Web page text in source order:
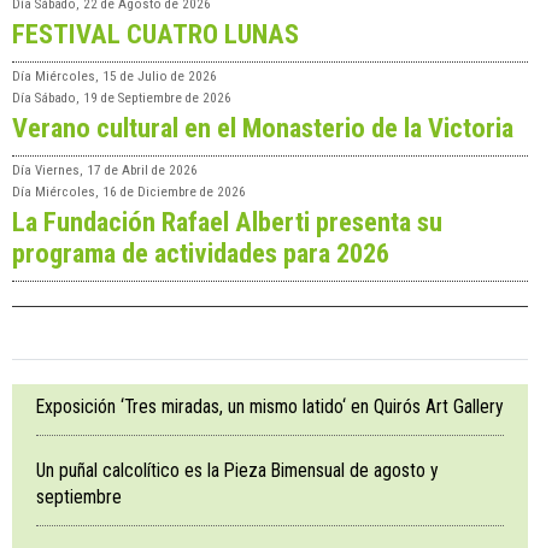
Día Sábado, 22 de Agosto de 2026
FESTIVAL CUATRO LUNAS
Día Miércoles, 15 de Julio de 2026
Día Sábado, 19 de Septiembre de 2026
Verano cultural en el Monasterio de la Victoria
Día Viernes, 17 de Abril de 2026
Día Miércoles, 16 de Diciembre de 2026
La Fundación Rafael Alberti presenta su
programa de actividades para 2026
Exposición ‘Tres miradas, un mismo latido‘ en Quirós Art Gallery
Un puñal calcolítico es la Pieza Bimensual de agosto y
septiembre